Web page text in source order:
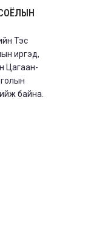
Тэс
иргэд,
Цагаан-
байна.